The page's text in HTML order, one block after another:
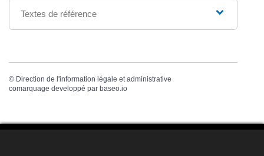
Textes de référence
© Direction de l'information légale et administrative
comarquage developpé par baseo.io